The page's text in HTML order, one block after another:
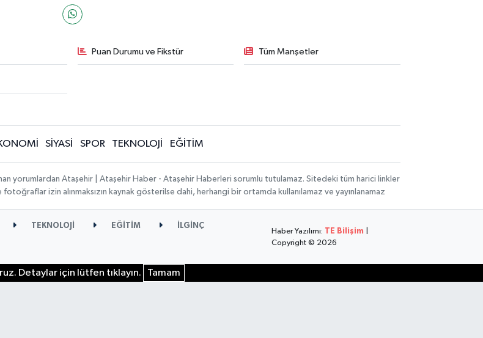
Puan Durumu ve Fikstür Tüm Manşetler
SİYASİ SPOR TEKNOLOJİ EĞİTİM
yorumlardan Ataşehir | Ataşehir Haber - Ataşehir Haberleri sorumlu tutulamaz. Sitedeki tüm harici linkler
fotoğraflar izin alınmaksızın kaynak gösterilse dahi, herhangi bir ortamda kullanılamaz ve yayınlanamaz
TEKNOLOJİ EĞİTİM
İLGİNÇ
Haber Yazılımı: TE Bilişim
Copyright © 2026
Detaylar için lütfen tıklayın. Tamam